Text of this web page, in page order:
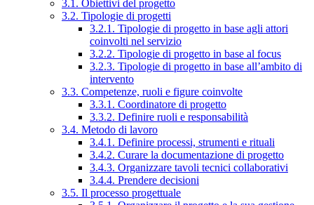
3.1. Obiettivi del progetto
3.2. Tipologie di progetti
3.2.1. Tipologie di progetto in base agli attori
coinvolti nel servizio
3.2.2. Tipologie di progetto in base al focus
3.2.3. Tipologie di progetto in base all’ambito di
intervento
3.3. Competenze, ruoli e figure coinvolte
3.3.1. Coordinatore di progetto
3.3.2. Definire ruoli e responsabilità
3.4. Metodo di lavoro
3.4.1. Definire processi, strumenti e rituali
3.4.2. Curare la documentazione di progetto
3.4.3. Organizzare tavoli tecnici collaborativi
3.4.4. Prendere decisioni
3.5. Il processo progettuale